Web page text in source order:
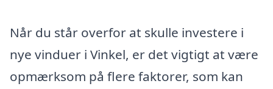
Når du står overfor at skulle investere i
nye vinduer i Vinkel, er det vigtigt at være
opmærksom på flere faktorer, som kan